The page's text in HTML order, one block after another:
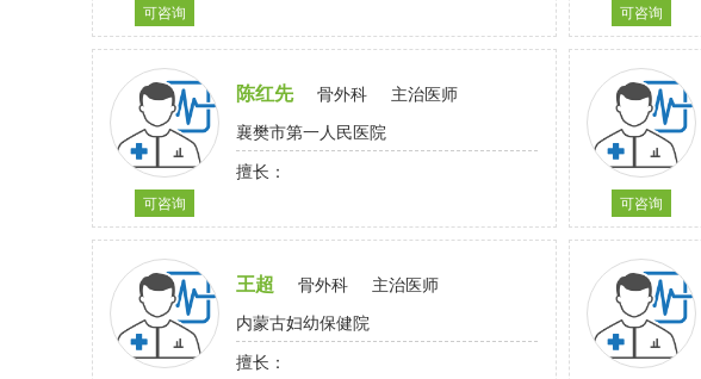
可咨询 可咨询
可咨询
陈红先 骨外科
主治医师
襄樊市第一人民医院
擅长：
可咨询
王超 骨外科
主治医师
内蒙古妇幼保健院
擅长：